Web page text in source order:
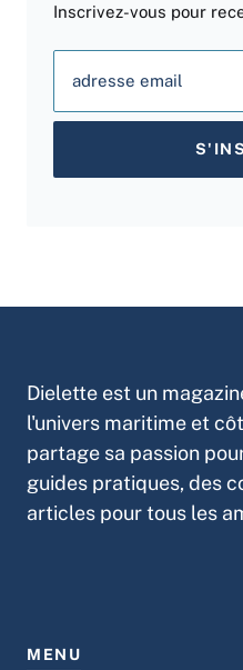
Inscrivez-vous pour
adresse email
Dielette est un
l'univers maritime et
partage sa passion
guides pratiques, des
articles pour tous les
MENU